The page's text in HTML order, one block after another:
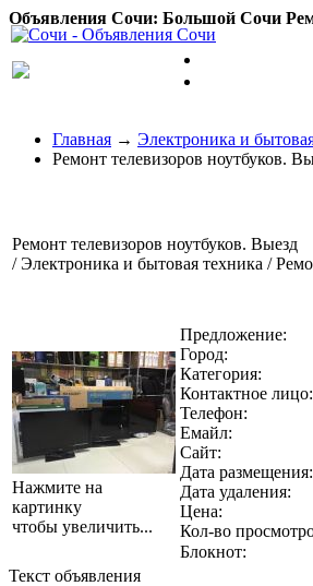
Объявления Сочи: Большой Сочи
Главная → Электроника и
Ремонт телевизоров ноутбуков.
Ремонт телевизоров ноутбуков. Выезд
/ Электроника и бытовая техника /
Нажмите на
картинку
чтобы увеличить...
Предложение:
Город:
Категория:
Контактное лицо:
Телефон:
Емайл:
Сайт:
Дата размещения:
Дата удаления:
Цена:
Кол-во
Блокнот:
Текст объявления